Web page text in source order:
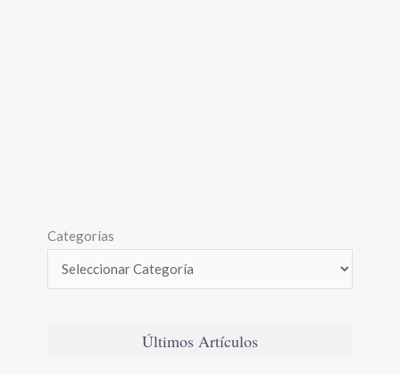
Categorías
Últimos Artículos